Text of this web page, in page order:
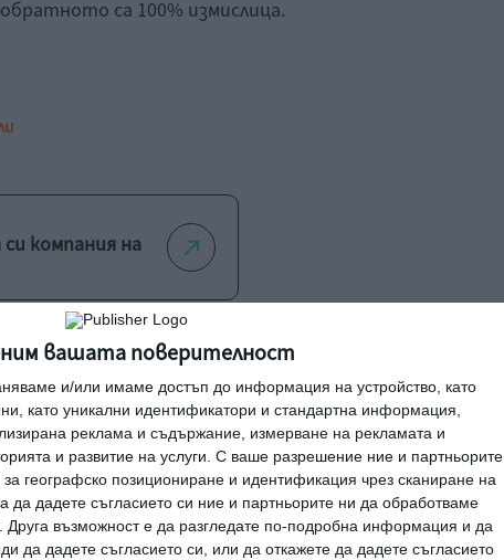
вашата поверителност
и/или имаме достъп до информация на устройство, като
като уникални идентификатори и стандартна информация,
реклама и съдържание, измерване на рекламата и
и развитие на услуги. С ваше разрешение ние и партньорите
географско позициониране и идентификация чрез сканиране на
да дадете съгласието си ние и партньорите ни да обработваме
Друга възможност е да разгледате по-подробна информация и да
да дадете съгласието си, или да откажете да дадете съгласието
са 100% измислица.
компания на
по Netflix
на интернет